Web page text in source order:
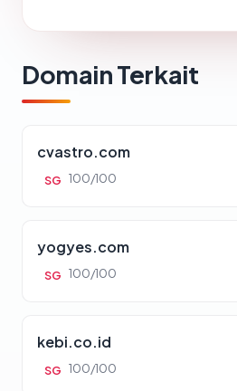
Domain Terkait
cvastro.com
SG 100/100
yogyes.com
SG 100/100
kebi.co.id
SG 100/100